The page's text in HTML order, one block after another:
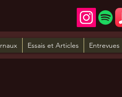
Essais et Articles Entrevues